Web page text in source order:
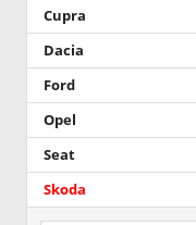
Cupra
Dacia
Ford
Opel
Seat
Skoda